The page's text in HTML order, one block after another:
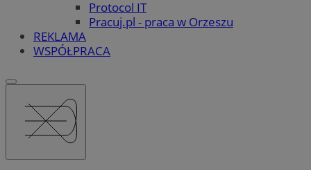
Protocol IT
Pracuj.pl - praca w Orzeszu
REKLAMA
WSPÓŁPRACA